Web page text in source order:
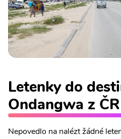
Letenky do
Ondangwa z
Nepovedlo na nalézt žádné